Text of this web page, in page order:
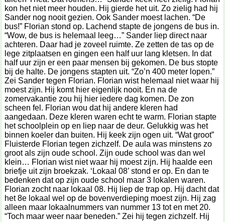
kon het niet meer houden. Hij gierde het uit. Zo zielig had hij
Sander nog nooit gezien. Ook Sander moest lachen. “De
bus!” Florian stond op. Lachend stapte de jongens de bus in.
“Wow, de bus is helemaal leeg…” Sander liep direct naar
achteren. Daar had je zoveel ruimte. Ze zetten de tas op de
lege zitplaatsen en gingen een half uur lang kletsen. In dat
half uur zijn er een paar mensen bij gekomen. De bus stopte
bij de halte. De jongens stapten uit. “Zo’n 400 meter lopen.”
Zei Sander tegen Florian. Florian wist helemaal niet waar hij
moest zijn. Hij komt hier eigenlijk nooit. En na de
zomervakantie zou hij hier iedere dag komen. De zon
scheen fel. Florian wou dat hij andere kleren had
aangedaan. Deze kleren waren echt te warm. Florian stapte
het schoolplein op en liep naar de deur. Gelukkig was het
binnen koeler dan buiten. Hij keek zijn ogen uit. “Wat groot”
Fluisterde Florian tegen zichzelf. De aula was minstens zo
groot als zijn oude school. Zijn oude school was dan wel
klein… Florian wist niet waar hij moest zijn. Hij haalde een
briefje uit zijn broekzak. ‘Lokaal 08’ stond er op. En dan te
bedenken dat op zijn oude school maar 3 lokalen waren.
Florian zocht naar lokaal 08. Hij liep de trap op. Hij dacht dat
het 8e lokaal wel op de bovenverdieping moest zijn. Hij zag
alleen maar lokaalnummers van nummer 13 tot en met 20.
“Toch maar weer naar beneden.” Zei hij tegen zichzelf. Hij